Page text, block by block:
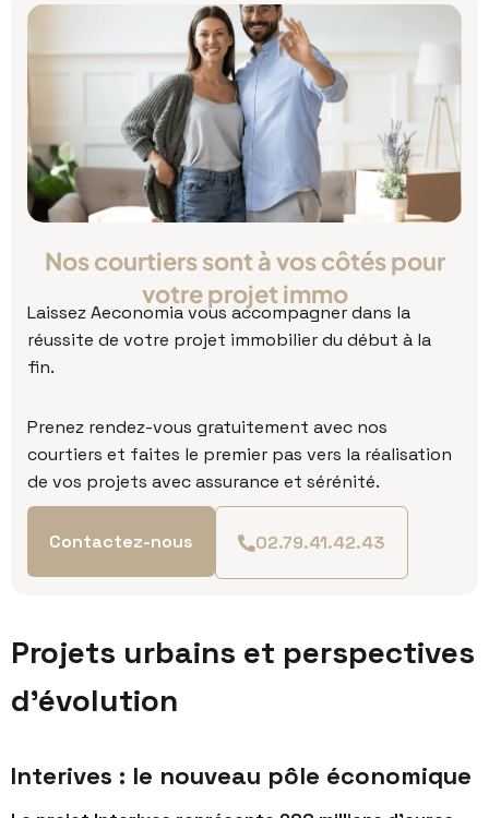
Nos courtiers sont à vos côtés pour
votre projet immo
Laissez Aeconomia vous accompagner dans la
réussite de votre projet immobilier du début à la
fin.
Prenez rendez-vous gratuitement avec nos
courtiers et faites le premier pas vers la réalisation
de vos projets avec assurance et sérénité.
Contactez-nous 02.79.41.42.43
Projets urbains et perspectives
d'évolution
Interives : le nouveau pôle économique